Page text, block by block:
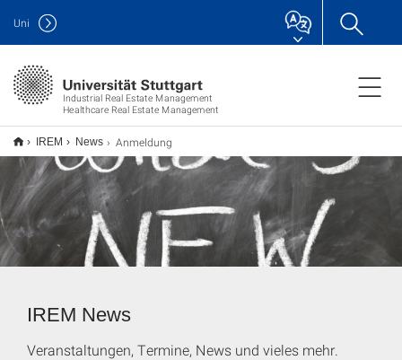
Industrial Real Estate Management
Healthcare Real Estate Management
Uni
IREM News Anmeldung
IREM News
Veranstaltungen, Termine, News und vieles mehr.